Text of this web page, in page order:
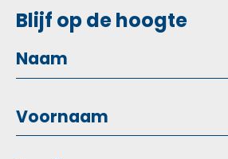
Blijf op de hoogte